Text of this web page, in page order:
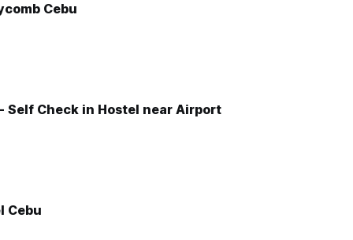
Cebu
Self Check in Hostel near Airport
Cebu